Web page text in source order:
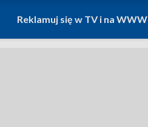
Reklamuj się w TV i na WWW